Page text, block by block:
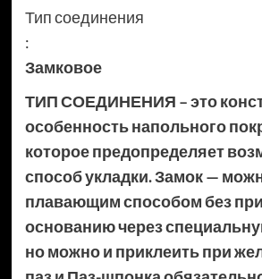
Тип соединения
:
Замковое
ТИП СОЕДИНЕНИЯ – это
особенность напольного
которое предопределяет
способ укладки. Замок —
плавающим способом без
основанию через
но можно и приклеить при